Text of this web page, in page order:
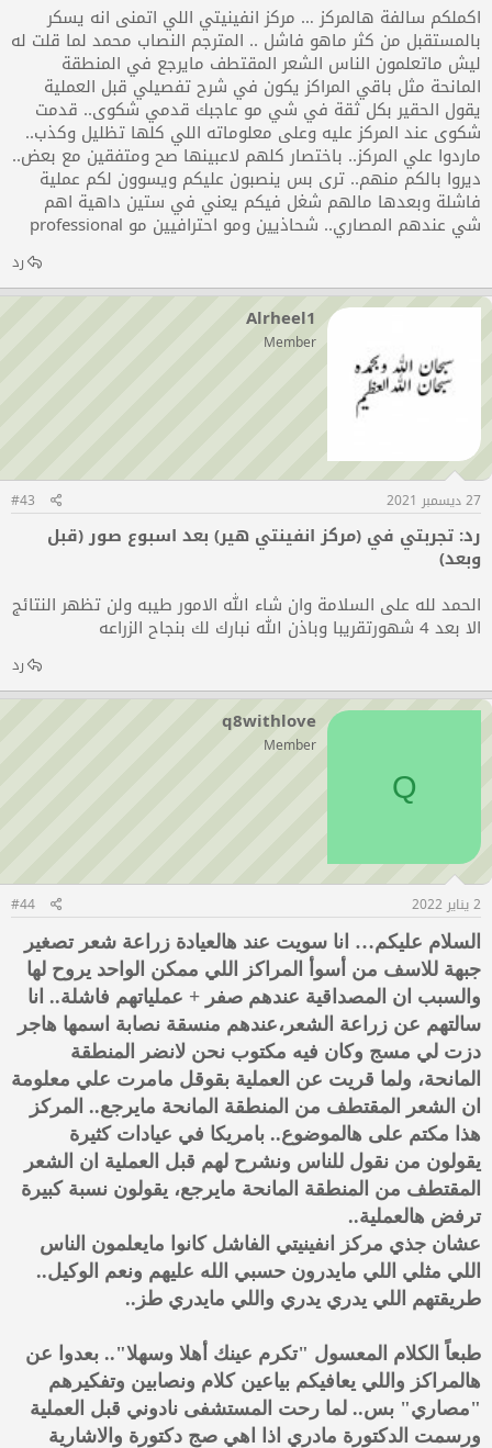
اكملكم سالفة هالمركز … مركز انفينيتي اللي اتمنى انه يسكر
بالمستقبل من كثر ماهو فاشل .. المترجم النصاب محمد لما قلت له
ليش ماتعلمون الناس الشعر المقتطف مايرجع في المنطقة
المانحة مثل باقي المراكز يكون في شرح تفصيلي قبل العملية
يقول الحقير بكل ثقة في شي مو عاجبك قدمي شكوى.. قدمت
شكوى عند المركز عليه وعلى معلوماته اللي كلها تظليل وكذب..
ماردوا علي المركز.. باختصار كلهم لاعبينها صح ومتفقين مع بعض..
ديروا بالكم منهم.. ترى بس ينصبون عليكم ويسوون لكم عملية
فاشلة وبعدها مالهم شغل فيكم يعني في ستين داهية اهم
شي عندهم المصاري.. شحاذيين ومو احترافيين مو professional
رد
Alrheel1
Member
27 ديسمبر 2021 #43
رد: تجربتي في (مركز انفينتي هير) بعد اسبوع صور (قبل
وبعد)
الحمد لله على السلامة وان شاء الله الامور طيبه ولن تظهر النتائج
الا بعد 4 شهورتقريبا وباذن الله نبارك لك بنجاح الزراعه
رد
Q
q8withlove
Member
2 يناير 2022 #44
السلام عليكم… انا سويت عند هالعيادة زراعة شعر تصغير
جبهة للاسف من أسوأ المراكز اللي ممكن الواحد يروح لها
والسبب ان المصداقية عندهم صفر + عملياتهم فاشلة.. انا
سالتهم عن زراعة الشعر،عندهم منسقة نصابة اسمها هاجر
دزت لي مسج وكان فيه مكتوب نحن لانضر المنطقة
المانحة، ولما قريت عن العملية بقوقل مامرت علي معلومة
ان الشعر المقتطف من المنطقة المانحة مايرجع.. المركز
هذا مكتم على هالموضوع.. بامريكا في عيادات كثيرة
يقولون من نقول للناس ونشرح لهم قبل العملية ان الشعر
المقتطف من المنطقة المانحة مايرجع، يقولون نسبة كبيرة
ترفض هالعملية..
عشان جذي مركز انفينيتي الفاشل كانوا مايعلمون الناس
اللي مثلي اللي مايدرون حسبي الله عليهم ونعم الوكيل..
طريقتهم اللي يدري يدري واللي مايدري طز..
طبعاً الكلام المعسول "تكرم عينك أهلا وسهلا".. بعدوا عن
هالمراكز واللي يعافيكم بياعين كلام ونصابين وتفكيرهم
"مصاري" بس.. لما رحت المستشفى نادوني قبل العملية
ورسمت الدكتورة مادري اذا اهي صج دكتورة والاشارية